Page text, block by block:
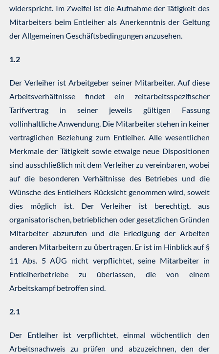
widerspricht. Im Zweifel ist die Aufnahme der Tätigkeit des
Mitarbeiters beim Entleiher als Anerkenntnis der Geltung
der Allgemeinen Geschäftsbedingungen anzusehen.
1.2
Der Verleiher ist Arbeitgeber seiner Mitarbeiter. Auf diese
Arbeitsverhältnisse findet ein zeitarbeitsspezifischer
Tarifvertrag in seiner jeweils gültigen Fassung
vollinhaltliche Anwendung. Die Mitarbeiter stehen in keiner
vertraglichen Beziehung zum Entleiher. Alle wesentlichen
Merkmale der Tätigkeit sowie etwaige neue Dispositionen
sind ausschließlich mit dem Verleiher zu vereinbaren, wobei
auf die besonderen Verhältnisse des Betriebes und die
Wünsche des Entleihers Rücksicht genommen wird, soweit
dies möglich ist. Der Verleiher ist berechtigt, aus
organisatorischen, betrieblichen oder gesetzlichen Gründen
Mitarbeiter abzurufen und die Erledigung der Arbeiten
anderen Mitarbeitern zu übertragen. Er ist im Hinblick auf §
11 Abs. 5 AÜG nicht verpflichtet, seine Mitarbeiter in
Entleiherbetriebe zu überlassen, die von einem
Arbeitskampf betroffen sind.
2.1
Der Entleiher ist verpflichtet, einmal wöchentlich den
Arbeitsnachweis zu prüfen und abzuzeichnen, den der